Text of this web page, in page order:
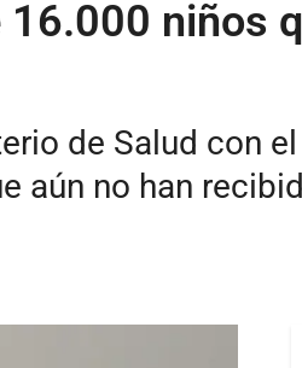
16.000 niños
de Salud con
aún no han